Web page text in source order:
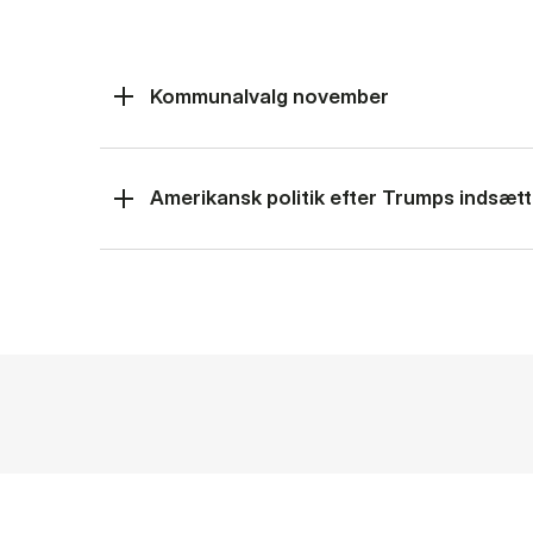
Kommunalvalg november
Amerikansk politik efter Trumps